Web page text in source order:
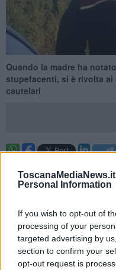
Personal Information
If you wish to opt-out of
processing of your
targeted advertising by
section to confirm your
opt-out request is
Quando la madre ha
stupefacenti, si è rivolta ai
cautelari
preoccupata per la figlia
Pistoia asmantellare una
misure cautelari: 5 persone
poste agli arresti domiciliari
dimoranei territori
L'operazione dei militari
nella piana pistoiese a